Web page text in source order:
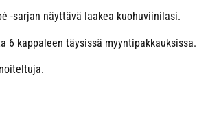
-sarjan näyttävä laakea kuohuviinilasi.
6 kappaleen täysissä myyntipakkauksissa.